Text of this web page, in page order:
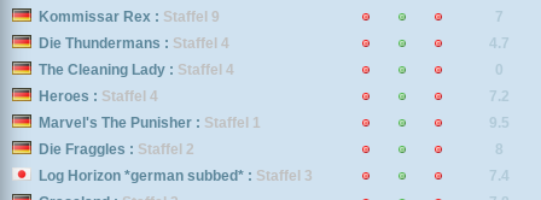
Kommissar Rex : Staffel 9
7
Die Thundermans : Staffel 4
4.7
The Cleaning Lady : Staffel 4
0
Heroes : Staffel 4
7.2
Marvel's The Punisher : Staffel 1
9.5
Die Fraggles : Staffel 2
8
Log Horizon *german subbed* : Staffel 3
7.4